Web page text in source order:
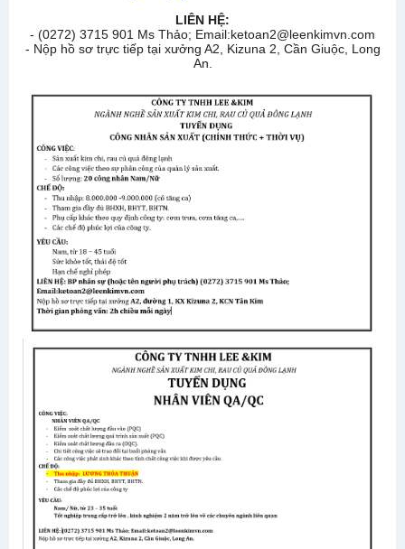
LIÊN HỆ:
- (0272) 3715 901 Ms Thảo; Email:ketoan2@leenkimvn.com
- Nộp hồ sơ trực tiếp tại xưởng A2, Kizuna 2, Cần Giuộc, Long
An.